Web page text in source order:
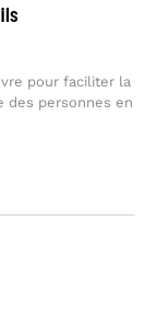
pour faciliter la
des personnes en